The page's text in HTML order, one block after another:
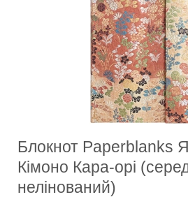
Блокнот Paperblanks
Кімоно Кара-орі
нелінований)